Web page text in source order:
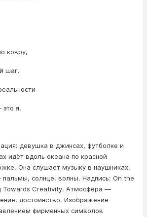
ковру,
шаг.
я.
девушка в джинсах, футболке и
идёт вдоль океана по красной
Она слушает музыку в наушниках.
солнце, волны. Надпись: On the
Towards Creativity. Атмосфера —
достоинство. Изображение
фирменных символов